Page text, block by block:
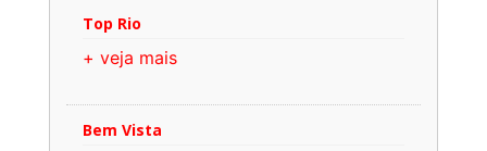
Top Rio
+ veja mais
Bem Vista